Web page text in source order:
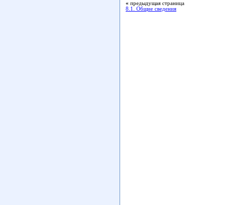
« предыдущая страница
8.1. Общие сведения